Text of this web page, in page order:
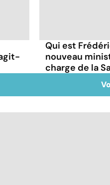
Qui est
nouveau
charge de la